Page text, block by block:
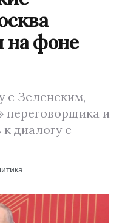
на фоне
с Зеленским,
переговорщика и
диалогу с